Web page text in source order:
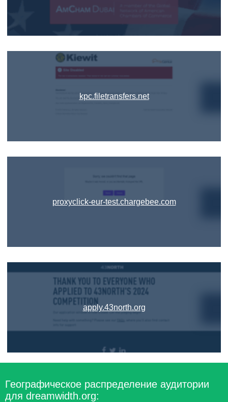
kpc.filetransfers.net
proxyclick-eur-test.chargebee.com
apply.43north.org
Географическое распределение аудитории
для dreamwidth.org: